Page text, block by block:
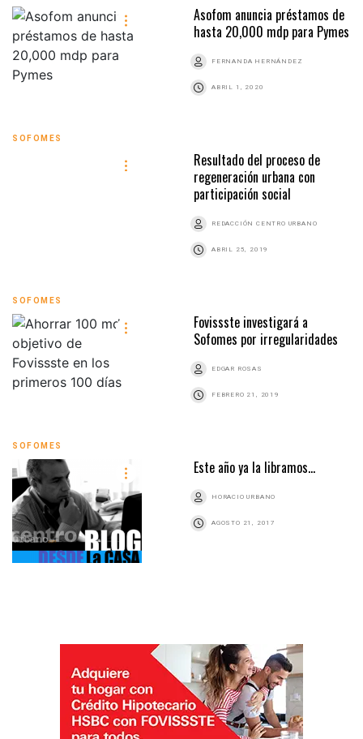
Asofom anuncia préstamos de
hasta 20,000 mdp para Pymes
FERNANDA HERNÁNDEZ
ABRIL 1, 2020
SOFOMES
Resultado del proceso de
regeneración urbana con
participación social
REDACCIÓN CENTRO URBANO
ABRIL 25, 2019
SOFOMES
Fovissste investigará a
Sofomes por irregularidades
EDGAR ROSAS
FEBRERO 21, 2019
SOFOMES
Este año ya la libramos…
HORACIO URBANO
AGOSTO 21, 2017